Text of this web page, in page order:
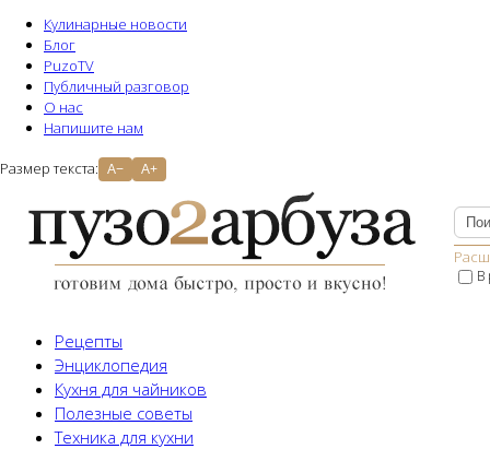
Кулинарные новости
Блог
PuzoTV
Публичный разговор
О нас
Напишите нам
Размер текста: A− A+
В
Рецепты
Энциклопедия
Кухня для чайников
Полезные советы
Техника для кухни